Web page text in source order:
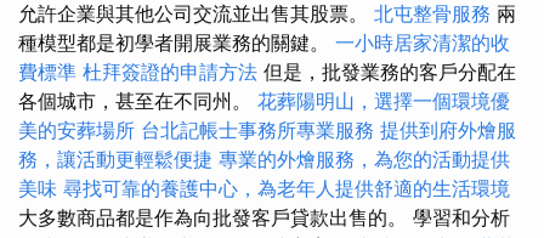
允許企業與其他公司交流並出售其股票。 北屯整骨服務 兩
種模型都是初學者開展業務的關鍵。 一小時居家清潔的收
費標準 杜拜簽證的申請方法 但是，批發業務的客戶分配在
各個城市，甚至在不同州。 花葬陽明山，選擇一個環境優
美的安葬場所 台北記帳士事務所專業服務 提供到府外燴服
務，讓活動更輕鬆便捷 專業的外燴服務，為您的活動提供
美味 尋找可靠的養護中心，為老年人提供舒適的生活環境
大多數商品都是作為向批發客戶貸款出售的。 學習和分析